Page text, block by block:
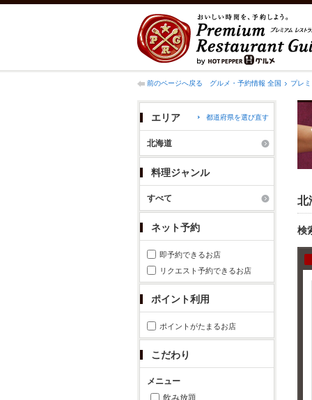
前のページへ戻る グルメ・予約情報 全国 プレ
エリア 都道府県を選び直す
北海道
料理ジャンル
すべて
ネット予約
即予約できるお店
リクエスト予約できるお店
ポイント利用
ポイントがたまるお店
こだわり
メニュー
飲み放題
北
検